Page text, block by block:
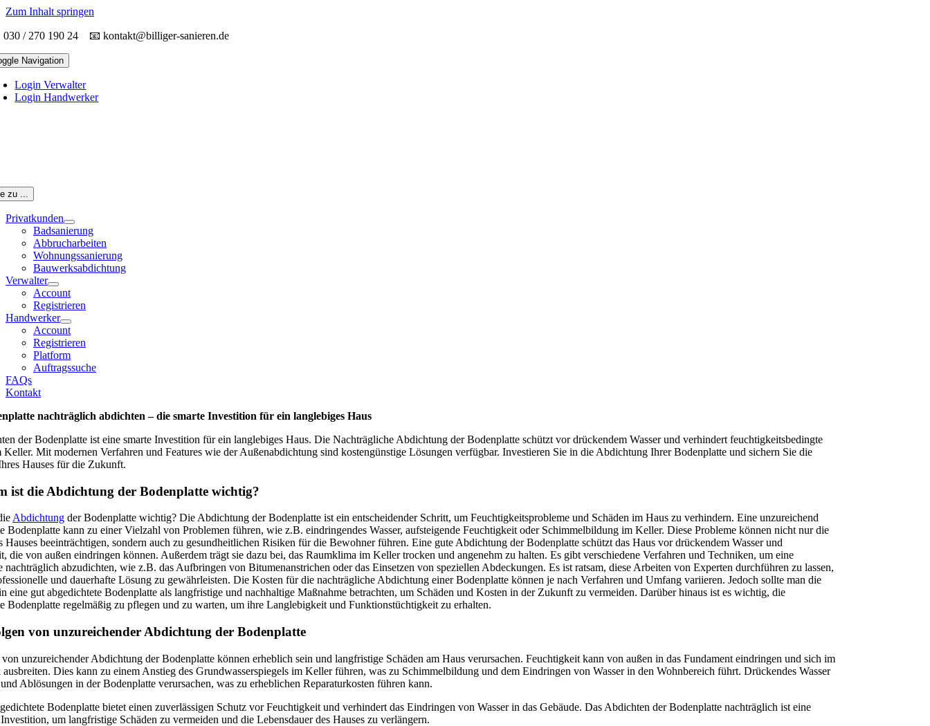
Zum Inhalt springen
/ 270 190 24 📧kontakt@billiger-sanieren.de
Navigation
Login Verwalter
Login Handwerker
zu ...
Privatkunden
Badsanierung
Abbrucharbeiten
Wohnungssanierung
Bauwerksabdichtung
Verwalter
Account
Registrieren
Handwerker
Account
Registrieren
Platform
Auftragssuche
FAQs
Kontakt
nachträglich abdichten – die smarte Investition für ein langlebiges Haus
der Bodenplatte ist eine smarte Investition für ein langlebiges Haus. Die Nachträgliche Abdichtung der Bodenplatte schützt vor drückendem Wasser und verhindert feuchtigkeitsbedingte
Keller. Mit modernen Verfahren und Features wie der Außenabdichtung sind kostengünstige Lösungen verfügbar. Investieren Sie in die Abdichtung Ihrer Bodenplatte und sichern Sie die
Hauses für die Zukunft.
ist die Abdichtung der Bodenplatte wichtig?
Abdichtung der Bodenplatte wichtig? Die Abdichtung der Bodenplatte ist ein entscheidender Schritt, um Feuchtigkeitsprobleme und Schäden im Haus zu verhindern. Eine unzureichend
Bodenplatte kann zu einer Vielzahl von Problemen führen, wie z.B. eindringendes Wasser, aufsteigende Feuchtigkeit oder Schimmelbildung im Keller. Diese Probleme können nicht nur die
Hauses beeinträchtigen, sondern auch zu gesundheitlichen Risiken für die Bewohner führen. Eine gute Abdichtung der Bodenplatte schützt das Haus vor drückendem Wasser und
die von außen eindringen können. Außerdem trägt sie dazu bei, das Raumklima im Keller trocken und angenehm zu halten. Es gibt verschiedene Verfahren und Techniken, um eine
nachträglich abzudichten, wie z.B. das Aufbringen von Bitumenanstrichen oder das Einsetzen von speziellen Abdeckungen. Es ist ratsam, diese Arbeiten von Experten durchführen zu lassen,
und dauerhafte Lösung zu gewährleisten. Die Kosten für die nachträgliche Abdichtung einer Bodenplatte können je nach Verfahren und Umfang variieren. Jedoch sollte man die
eine gut abgedichtete Bodenplatte als langfristige und nachhaltige Maßnahme betrachten, um Schäden und Kosten in der Zukunft zu vermeiden. Darüber hinaus ist es wichtig, die
Bodenplatte regelmäßig zu pflegen und zu warten, um ihre Langlebigkeit und Funktionstüchtigkeit zu erhalten.
von unzureichender Abdichtung der Bodenplatte
unzureichender Abdichtung der Bodenplatte können erheblich sein und langfristige Schäden am Haus verursachen. Feuchtigkeit kann von außen in das Fundament eindringen und sich im
Dies kann zu einem Anstieg des Grundwasserspiegels im Keller führen, was zu Schimmelbildung und dem Eindringen von Wasser in den Wohnbereich führt. Drückendes Wasser
Ablösungen in der Bodenplatte verursachen, was zu erheblichen Reparaturkosten führen kann.
Bodenplatte bietet einen zuverlässigen Schutz vor Feuchtigkeit und verhindert das Eindringen von Wasser in das Gebäude. Das Abdichten der Bodenplatte nachträglich ist eine
um langfristige Schäden zu vermeiden und die Lebensdauer des Hauses zu verlängern.